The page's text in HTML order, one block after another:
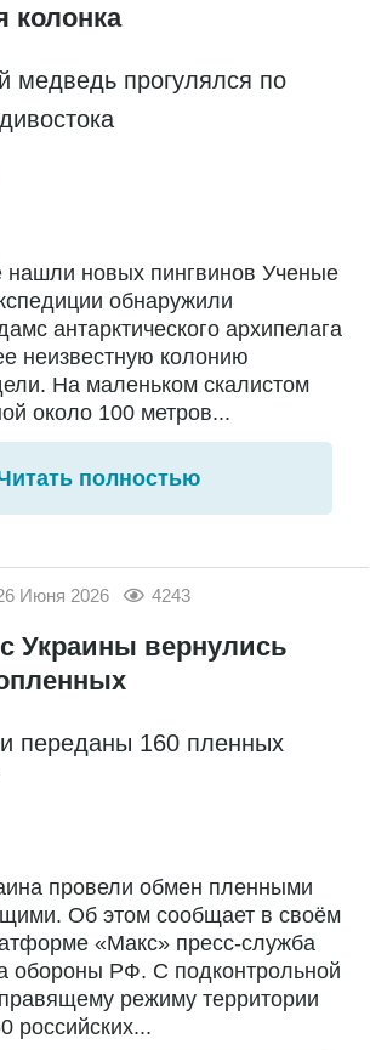
колонка
медведь прогулялся по
нашли новых пингвинов Ученые
обнаружили
антарктического архипелага
неизвестную колонию
На маленьком скалистом
около 100 метров...
полностью
Июня 2026 4243
Украины вернулись
переданы 160 пленных
провели обмен пленными
Об этом сообщает в своём
«Макс» пресс-служба
обороны РФ. С подконтрольной
режиму территории
российских...